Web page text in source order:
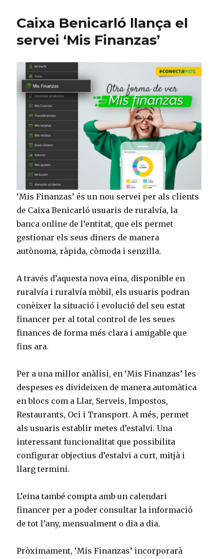
Caixa Benicarló llança el
servei ‘Mis Finanzas’
‘Mis Finanzas’ és un nou servei per als clients
de Caixa Benicarló usuaris de ruralvía, la
banca online de l’entitat, que els permet
gestionar els seus diners de manera
autònoma, ràpida, còmoda i senzilla.
A través d’aquesta nova eina, disponible en
ruralvía i ruralvía mòbil, els usuaris podran
conèixer la situació i evolució del seu estat
financer per al total control de les seues
finances de forma més clara i amigable que
fins ara.
Per a una millor anàlisi, en ‘Mis Finanzas’ les
despeses es divideixen de manera automàtica
en blocs com a Llar, Serveis, Impostos,
Restaurants, Oci i Transport. A més, permet
als usuaris establir metes d’estalvi. Una
interessant funcionalitat que possibilita
configurar objectius d’estalvi a curt, mitjà i
llarg termini.
L’eina també compta amb un calendari
financer per a poder consultar la informació
de tot l’any, mensualment o dia a dia.
Pròximament, ‘Mis Finanzas’ incorporarà